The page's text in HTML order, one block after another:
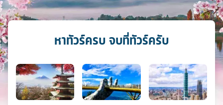
หาทัวร์ครบ จบที่ทัวร์ครับ